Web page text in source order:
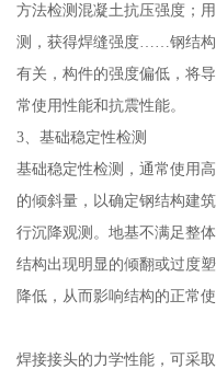
方法检测混凝土抗压强度；
测，获得焊缝强度……钢结构
有关，构件的强度偏低，将
常使用性能和抗震性能。
3、基础稳定性检测
基础稳定性检测，通常使用
的倾斜量，以确定钢结构建
行沉降观测。地基不满足整
结构出现明显的倾翻或过度
降低，从而影响结构的正常
焊接接头的力学性能，可采